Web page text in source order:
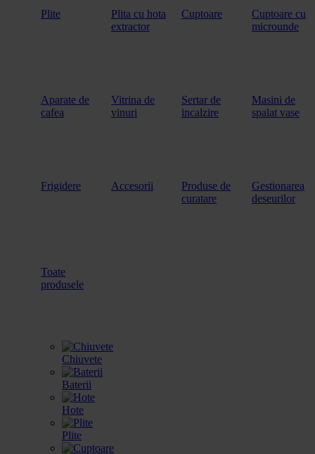
Plite
Plita cu hota
extractor
Cuptoare
Cuptoare cu
microunde
Aparate de
cafea
Vitrina de
vinuri
Sertar de
incalzire
Masini de
spalat vase
Frigidere Accesorii
Produse de
curatare
Gestionarea
deseurilor
Toate
produsele
Chiuvete
Baterii
Hote
Plite